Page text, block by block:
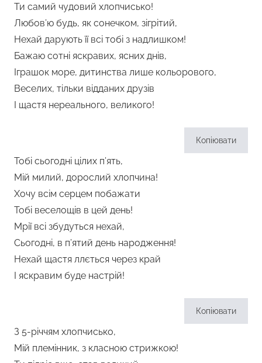
Ти самий чудовий хлопчисько!
Любов’ю будь, як сонечком, зігрітий,
Нехай дарують її всі тобі з надлишком!
Бажаю сотні яскравих, ясних днів,
Іграшок море, дитинства лише кольорового,
Веселих, тільки відданих друзів
І щастя нереального, великого!
Копіювати
Тобі сьогодні цілих п’ять,
Мій милий, дорослий хлопчина!
Хочу всім серцем побажати
Тобі веселощів в цей день!
Мрії всі збудуться нехай,
Сьогодні, в п’ятий день народження!
Нехай щастя ллється через край
І яскравим буде настрій!
Копіювати
З 5-річчям хлопчисько,
Мій племінник, з класною стрижкою!